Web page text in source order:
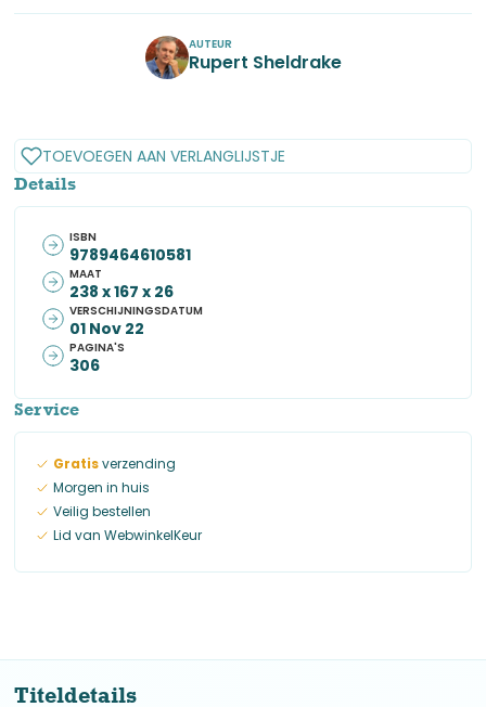
AUTEUR
Rupert Sheldrake
TOEVOEGEN AAN VERLANGLIJSTJE
Details
ISBN
9789464610581
MAAT
238 x 167 x 26
VERSCHIJNINGSDATUM
01 Nov 22
PAGINA'S
306
Service
Gratisverzending
Morgen in huis
Veilig bestellen
Lid van WebwinkelKeur
Titeldetails